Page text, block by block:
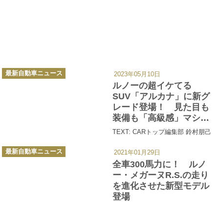
ルノーの超イケてる
SUV「アルカナ」に新グ
レード登場！ 見た目も
装備も「高級感」マシマ
シ
TEXT: CARトップ編集部 鈴村朋己
カ
テ
最新自動車ニュース 2023年05月10日
全車300馬力に！ ルノ
ー・メガーヌR.S.の走り
を進化させた新型モデル
登場
カ
テ
最新自動車ニュース 2021年01月29日